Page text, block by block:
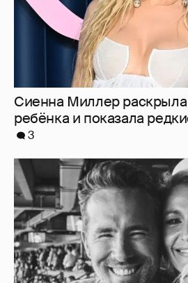
Сиенна Миллер раскрыла
ребёнка и показала
3